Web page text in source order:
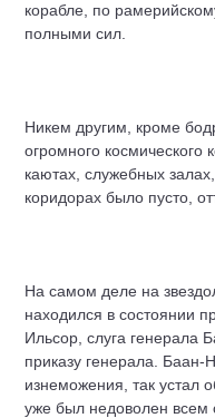
корабле, по
полными сил.
Никем другим, кроме
огромного космического
каютах, служебных
коридорах было пусто,
На самом деле на
находился в состоянии
Ильсор, слуга генерала
приказу генерала.
изнеможения, так устал
уже был недоволен